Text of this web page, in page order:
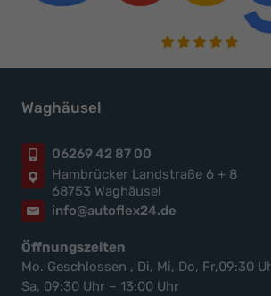
Waghäusel
06269 42 87 00
Hambrücker Landstraße 6 + 8
68753 Waghäusel
info@autoflex24.de
Öffnungszeiten
Mo. Geschlossen , Di, Mi, Do, Fr,09:30
Sa, 09:30 Uhr – 13:00 Uhr